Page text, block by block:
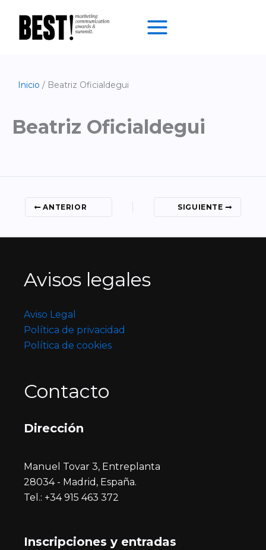
contenido
Inicio Beatriz Oficialdegui
Beatriz Oficialdegui
ANTERIOR SIGUIENTE
Avisos legales
Aviso Legal
Política de privacidad
Política de cookies
Contacto
Dirección
Manuel Tovar 3, Entreplanta
28034 - Madrid, España.
Tel.: +34 915 463 372
Inscripciones y entradas